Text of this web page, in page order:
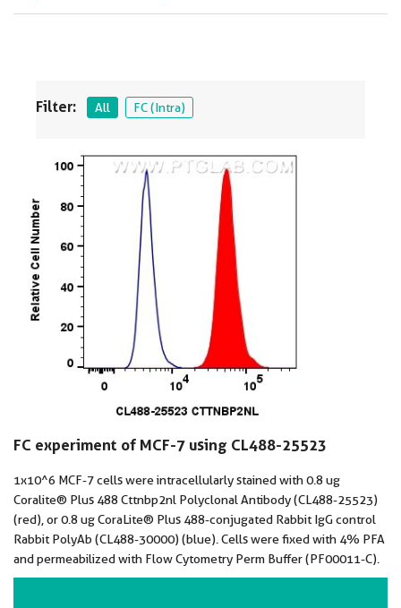
Filter: All FC (Intra)
FC experiment of MCF-7 using CL488-25523
1x10^6 MCF-7 cells were intracellularly stained with 0.8 ug
Coralite® Plus 488 Cttnbp2nl Polyclonal Antibody (CL488-25523)
(red), or 0.8 ug CoraLite® Plus 488-conjugated Rabbit IgG control
Rabbit PolyAb (CL488-30000) (blue). Cells were fixed with 4% PFA
and permeabilized with Flow Cytometry Perm Buffer (PF00011-C).